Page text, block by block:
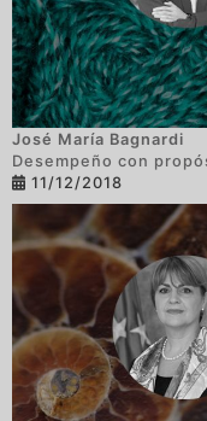
José María Bagnardi
Desempeño con
11/12/2018